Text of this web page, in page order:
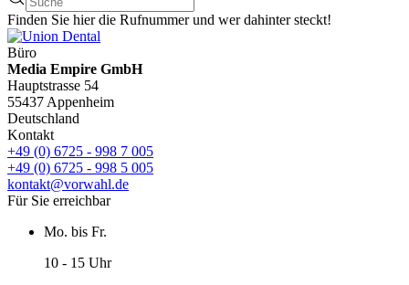
Finden Sie hier die Rufnummer und wer dahinter steckt!
Büro
Media Empire GmbH
Hauptstrasse 54
55437 Appenheim
Deutschland
Kontakt
+49 (0) 6725 - 998 7 005
+49 (0) 6725 - 998 5 005
kontakt@vorwahl.de
Für Sie erreichbar
Mo. bis Fr.
10 - 15 Uhr